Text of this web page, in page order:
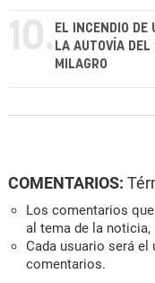
10. EL INCENDIO DE
LA AUTOVÍA
MILAGRO
COMENTARIOS:
Los comentarios
al tema de la
Cada usuario será el
comentarios.